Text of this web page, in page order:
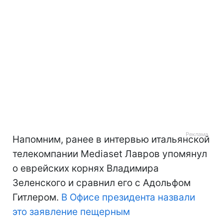
Напомним, ранее в интервью итальянской
телекомпании Mediaset Лавров упомянул
о еврейских корнях Владимира
Зеленского и сравнил его с Адольфом
Гитлером. В Офисе президента назвали
это заявление пещерным